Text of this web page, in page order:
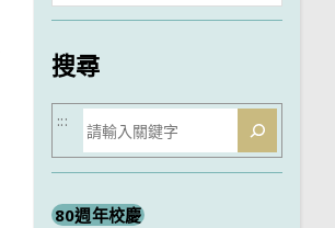
類
搜尋
搜
尋
:::
80週年校慶